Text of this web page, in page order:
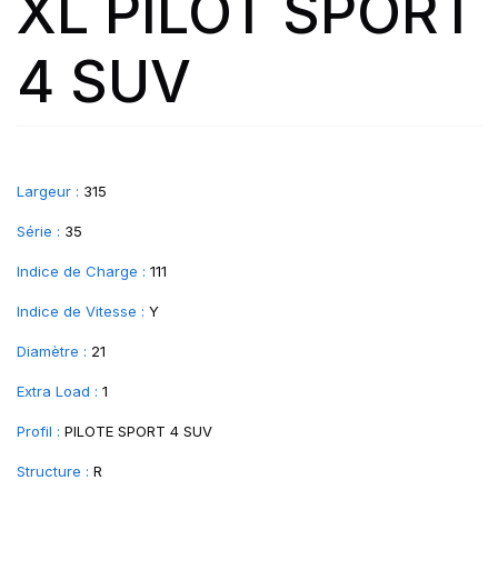
4 SUV
Largeur : 315
Série : 35
Indice de Charge : 111
Indice de Vitesse : Y
Diamètre : 21
Extra Load : 1
Profil : PILOTE SPORT 4 SUV
Structure : R